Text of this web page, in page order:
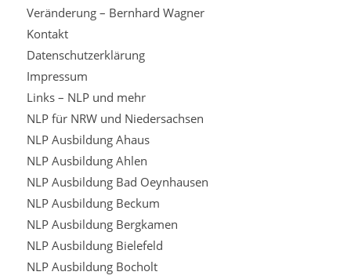
Veränderung – Bernhard Wagner
Kontakt
Datenschutzerklärung
Impressum
Links – NLP und mehr
NLP für NRW und Niedersachsen
NLP Ausbildung Ahaus
NLP Ausbildung Ahlen
NLP Ausbildung Bad Oeynhausen
NLP Ausbildung Beckum
NLP Ausbildung Bergkamen
NLP Ausbildung Bielefeld
NLP Ausbildung Bocholt